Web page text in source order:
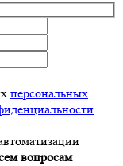
персональных
вопросам